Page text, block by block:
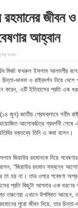
জীবন ও
আহ্বান
সংবাদ
মির্জা ফখরুল ইসলাম আলমগীর
ভাবনা ও রাষ্ট্রদর্শন নিয়ে দেশে
করেন, এটি ইতিহাসের প্রতি এক
জুন) জাতীয় প্রেসক্লাবে শহীদ
আলোকচিত্র প্রদর্শনী
বক্তব্যে তিনি এ কথা বলেন।
জিয়াউর রহমানকে নিয়ে
“জিয়াউর রহমান সম্বন্ধে
তা হয় না। তার ওপরে গবেষণা
প্রতি কিছুটা আপনার এক ধরণের
তরুণেরা এখানে উপস্থিত আছেন,
পুরো জীবন নিয়ে, তার চিন্তা-